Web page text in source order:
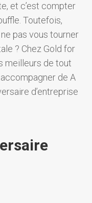
et c’est compter
Toutefois,
pas vous tourner
? Chez Gold for
meilleurs de tout
de A
d’entreprise